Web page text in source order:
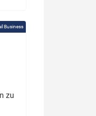
Business
zu